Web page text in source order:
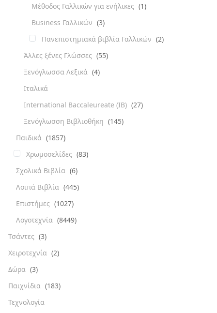
Μέθοδος Γαλλικών για ενήλικες (1)
Business Γαλλικών (3)
Πανεπιστημιακά βιβλία Γαλλικών (2)
Άλλες ξένες Γλώσσες (55)
Ξενόγλωσσα Λεξικά (4)
Ιταλικά
International Baccaleureate (IB) (27)
Ξενόγλωσση Βιβλιοθήκη (145)
Παιδικά (1857)
Χρωμοσελίδες (83)
Σχολικά Βιβλία (6)
Λοιπά Βιβλία (445)
Επιστήμες (1027)
Λογοτεχνία (8449)
Τσάντες (3)
Χειροτεχνία (2)
Δώρα (3)
Παιχνίδια (183)
Τεχνολογία